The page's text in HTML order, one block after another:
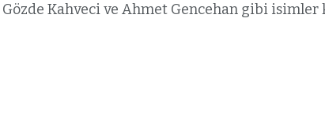
Gözde Kahveci ve Ahmet Gencehan gibi isimler